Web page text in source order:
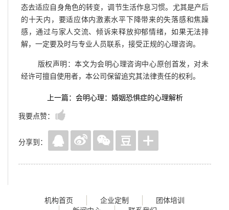
态去适应自身角色的转变，调节生活作息习惯。尤其是产后
的十天内，要适应体内激素水平下降带来的失落感和焦躁
感，通过与家人交流、倾诉来释放抑郁情绪，如果无法排
解，一定要及时与专业人员联系，接受正规的心理咨询。
版权声明：本文为会明心理咨询中心原创首发，对未
经许可擅自使用者，本公司保留追究其法律责任的权利。
上一篇：会明心理：婚姻恐惧症的心理解析
我要点赞：
分享到：
机构首页 企业定制
团体培训